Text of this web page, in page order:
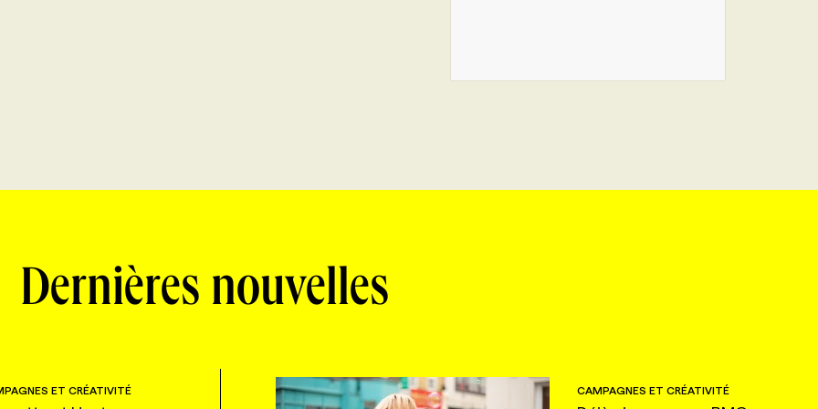
Dernières nouvelles
ET CRÉATIVITÉ CAMPAGNES ET CRÉATIVITÉ